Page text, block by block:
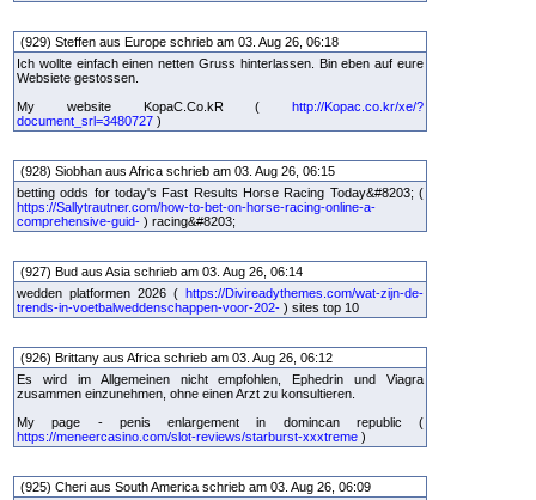
(929) Steffen aus Europe schrieb am 03. Aug 26, 06:18
Ich wollte einfach einen netten Gruss hinterlassen. Bin eben auf eure
Websiete gestossen.
My website KopaC.Co.kR ( http://Kopac.co.kr/xe/?
document_srl=3480727 )
(928) Siobhan aus Africa schrieb am 03. Aug 26, 06:15
betting odds for today's Fast Results Horse Racing Today&#8203; (
https://Sallytrautner.com/how-to-bet-on-horse-racing-online-a-
comprehensive-guid- ) racing&#8203;
(927) Bud aus Asia schrieb am 03. Aug 26, 06:14
wedden platformen 2026 ( https://Divireadythemes.com/wat-zijn-de-
trends-in-voetbalweddenschappen-voor-202- ) sites top 10
(926) Brittany aus Africa schrieb am 03. Aug 26, 06:12
Es wird im Allgemeinen nicht empfohlen, Ephedrin und Viagra
zusammen einzunehmen, ohne einen Arzt zu konsultieren.
My page - penis enlargement in domincan republic (
https://meneercasino.com/slot-reviews/starburst-xxxtreme )
(925) Cheri aus South America schrieb am 03. Aug 26, 06:09